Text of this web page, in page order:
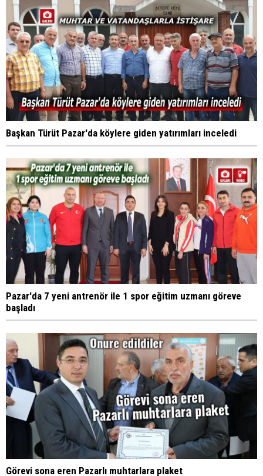
Başkan Türüt Pazar'da köylere giden yatırımları inceledi
Pazar'da 7 yeni antrenör ile 1 spor eğitim uzmanı göreve
başladı
Görevi sona eren Pazarlı muhtarlara plaket